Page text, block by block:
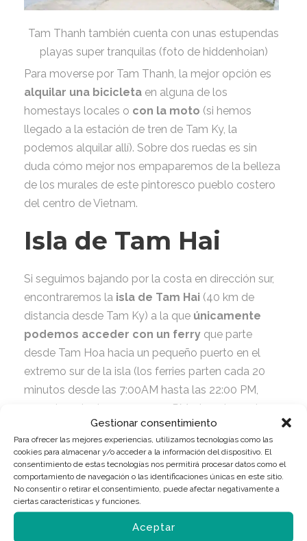
Gestionar consentimiento
Para ofrecer las mejores experiencias, utilizamos tecnologías como las
cookies para almacenar y/o acceder a la información del dispositivo. El
consentimiento de estas tecnologías nos permitirá procesar datos como el
comportamiento de navegación o las identificaciones únicas en este sitio.
No consentir o retirar el consentimiento, puede afectar negativamente a
ciertas características y funciones.
Aceptar
Tam Thanh también cuenta con unas estupendas
playas super tranquilas (foto de hiddenhoian)
Para moverse por Tam Thanh, la mejor opción es
alquilar una bicicleta en alguna de los
homestays locales o con la moto (si hemos
llegado a la estación de tren de Tam Ky, la
podemos alquilar allí). Sobre dos ruedas es sin
duda cómo mejor nos empaparemos de la belleza
de los murales de este pintoresco pueblo costero
del centro de Vietnam.
Isla de Tam Hai
Si seguimos bajando por la costa en dirección sur,
encontraremos la isla de Tam Hai (40 km de
distancia desde Tam Ky) a la que únicamente
podemos acceder con un ferry que parte
desde Tam Hoa hacia un pequeño puerto en el
extremo sur de la isla (los ferries parten cada 20
minutos desde las 7:00AM hasta las 22:00 PM,
excepto entre las 12:00-13:30PM; el coste es de
5,000 VND por pasajero y 10,000 VND por moto).
Una vez en la isla de Tam Hai
, te absorberá la
tranquilidad de su entorno, una isla de ensueño
fuera de las principales rutas turísticas donde
conviven los lugareños (la mayoría de ellos
pescadores) con lo esencial para llevar una vida